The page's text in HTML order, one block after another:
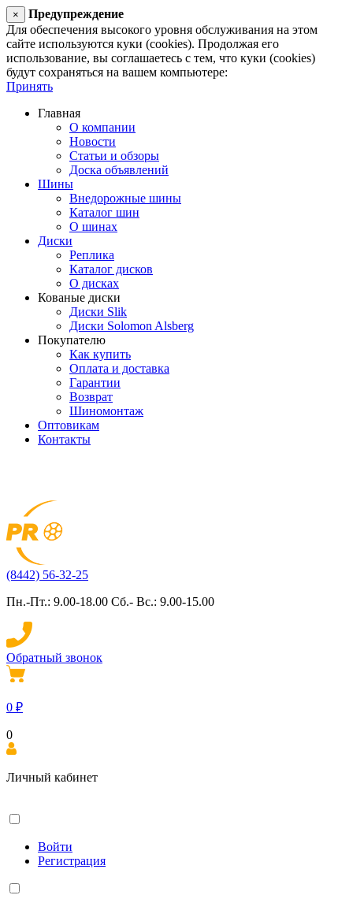
×
Предупреждение
Для обеспечения высокого уровня обслуживания на этом
сайте используются куки (cookies). Продолжая его
использование, вы соглашаетесь с тем, что куки (cookies)
будут сохраняться на вашем компьютере:
Принять
Главная
О компании
Новости
Статьи и обзоры
Доска объявлений
Шины
Внедорожные шины
Каталог шин
О шинах
Диски
Реплика
Каталог дисков
О дисках
Кованые диски
Диски Slik
Диски Solomon Alsberg
Покупателю
Как купить
Оплата и доставка
Гарантии
Возврат
Шиномонтаж
Оптовикам
Контакты
(8442) 56-32-25
Пн.-Пт.: 9.00-18.00 Сб.- Вс.: 9.00-15.00
Обратный звонок
0 ₽
0
Личный кабинет
Войти
Регистрация